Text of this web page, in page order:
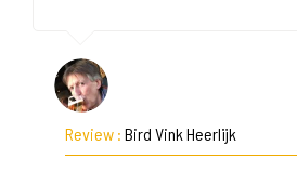
Review : Bird Vink Heerlijk